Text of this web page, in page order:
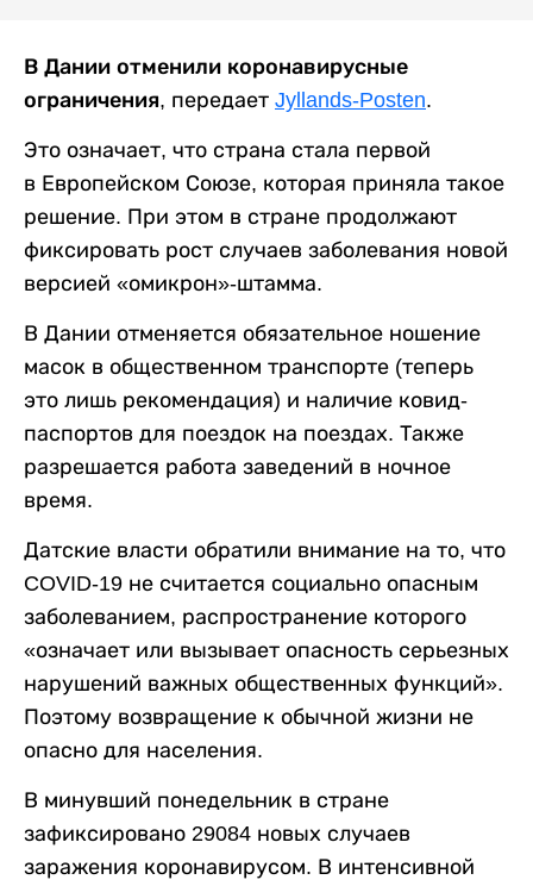
В Дании отменили коронавирусные
ограничения, передает Jyllands-Posten.
Это означает, что страна стала первой
в Европейском Союзе, которая приняла такое
решение. При этом в стране продолжают
фиксировать рост случаев заболевания новой
версией «омикрон»-штамма.
В Дании отменяется обязательное ношение
масок в общественном транспорте (теперь
это лишь рекомендация) и наличие ковид-
паспортов для поездок на поездах. Также
разрешается работа заведений в ночное
время.
Датские власти обратили внимание на то, что
COVID-19 не считается социально опасным
заболеванием, распространение которого
«означает или вызывает опасность серьезных
нарушений важных общественных функций».
Поэтому возвращение к обычной жизни не
опасно для населения.
В минувший понедельник в стране
зафиксировано 29084 новых случаев
заражения коронавирусом. В интенсивной